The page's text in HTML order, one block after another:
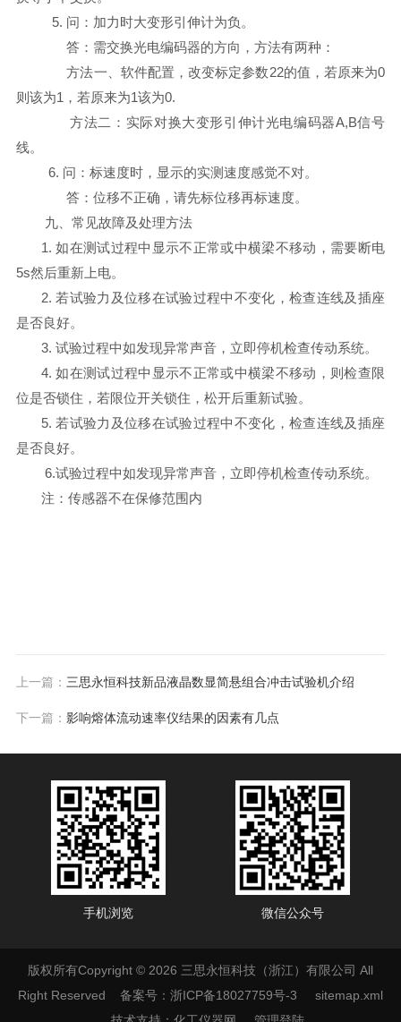
5. 问：加力时大变形引伸计为负。
答：需交换光电编码器的方向，方法有两种：
方法一、软件配置，改变标定参数22的值，若原来为0
则该为1，若原来为1该为0.
方法二：实际对换大变形引伸计光电编码器A,B信号
线。
6. 问：标速度时，显示的实测速度感觉不对。
答：位移不正确，请先标位移再标速度。
九、常见故障及处理方法
1. 如在测试过程中显示不正常或中横梁不移动，需要断电
5s然后重新上电。
2. 若试验力及位移在试验过程中不变化，检查连线及插座
是否良好。
3. 试验过程中如发现异常声音，立即停机检查传动系统。
4. 如在测试过程中显示不正常或中横梁不移动，则检查限
位是否锁住，若限位开关锁住，松开后重新试验。
5. 若试验力及位移在试验过程中不变化，检查连线及插座
是否良好。
6.试验过程中如发现异常声音，立即停机检查传动系统。
注：传感器不在保修范围内
上一篇： 三思永恒科技新品液晶数显简悬组合冲击试验机介绍
下一篇： 影响熔体流动速率仪结果的因素有几点
手机浏览 微信公众号
版权所有Copyright © 2026 三思永恒科技（浙江）有限公司 All
Right Reserved 备案号：浙ICP备18027759号-3
sitemap.xml